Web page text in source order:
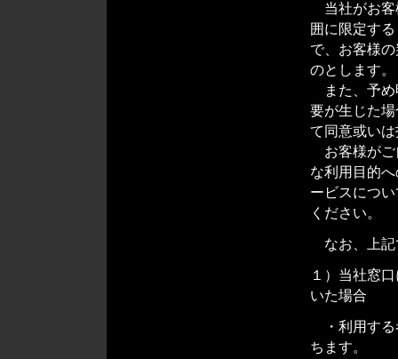
当社がお客
囲に限定す
で、お客様
のとします。
また、予め
要が生じた
て同意或い
お客様がご
な利用目的
ービスにつ
ください。
なお、上記
１）当社窓
いた場合
・利用する
ちます。